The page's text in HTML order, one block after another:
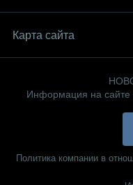
Карта сайта
Информация на сайте
Политика компании в